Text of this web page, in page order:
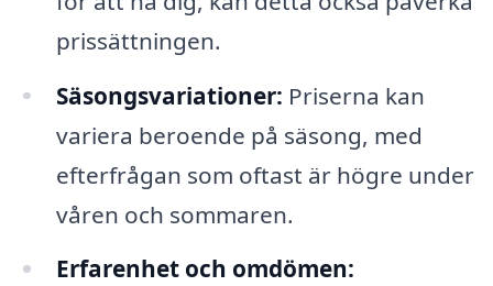
prissättningen.
Säsongsvariationer: Priserna kan
variera beroende på säsong, med
efterfrågan som oftast är högre under
våren och sommaren.
Erfarenhet och omdömen: